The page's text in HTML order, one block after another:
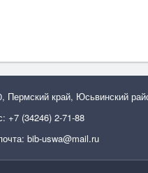
Пермский край, Юсьвинский
+7 (34246) 2-71-88
bib-uswa@mail.ru